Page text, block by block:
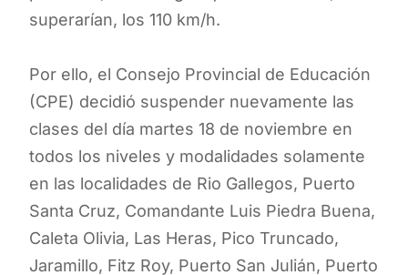
superarían, los 110 km/h.
Por ello, el Consejo Provincial de Educación
(CPE) decidió suspender nuevamente las
clases del día martes 18 de noviembre en
todos los niveles y modalidades solamente
en las localidades de Rio Gallegos, Puerto
Santa Cruz, Comandante Luis Piedra Buena,
Caleta Olivia, Las Heras, Pico Truncado,
Jaramillo, Fitz Roy, Puerto San Julián, Puerto